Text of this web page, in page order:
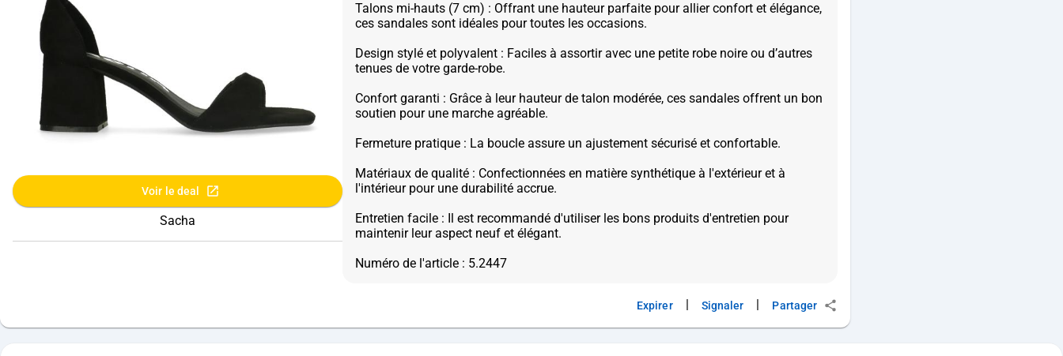
Voir le deal
Sacha
Talons mi-hauts (7 cm) : Offrant une hauteur parfaite pour allier confort et élégance,
ces sandales sont idéales pour toutes les occasions.
Design stylé et polyvalent : Faciles à assortir avec une petite robe noire ou d’autres
tenues de votre garde-robe.
Confort garanti : Grâce à leur hauteur de talon modérée, ces sandales offrent un bon
soutien pour une marche agréable.
Fermeture pratique : La boucle assure un ajustement sécurisé et confortable.
Matériaux de qualité : Confectionnées en matière synthétique à l'extérieur et à
l'intérieur pour une durabilité accrue.
Entretien facile : Il est recommandé d'utiliser les bons produits d'entretien pour
maintenir leur aspect neuf et élégant.
Expirer Signaler Partager